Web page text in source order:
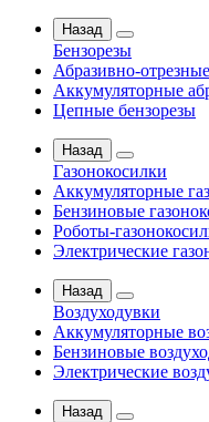
Назад
Бензорезы
Абразивно-
Аккумуляторные
Цепные бензорезы
Назад
Газонокосилки
Аккумуляторные
Бензиновые
Роботы-
Электрические
Назад
Воздуходувки
Аккумуляторные
Бензиновые
Электрические
Назад